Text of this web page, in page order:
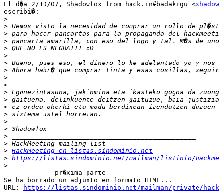
El d�a 2/10/07, Shadowfox from hack.in#badakigu <
escribi�:
>
>
>
>
>
>
>
>
>
>
>
>
>
>
>
>
>
>
> HackMeeting en listas.sindominio.net
> https://listas.sindominio.net/mailman/listinfo/
>
------------ pr�xima parte ------------
Se ha borrado un adjunto en formato HTML...
URL:
https://listas.sindominio.net/mailman/private/